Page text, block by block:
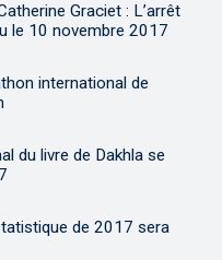
Graciet : L’arrêt
le 10 novembre 2017
international de
du livre de Dakhla se
de 2017 sera